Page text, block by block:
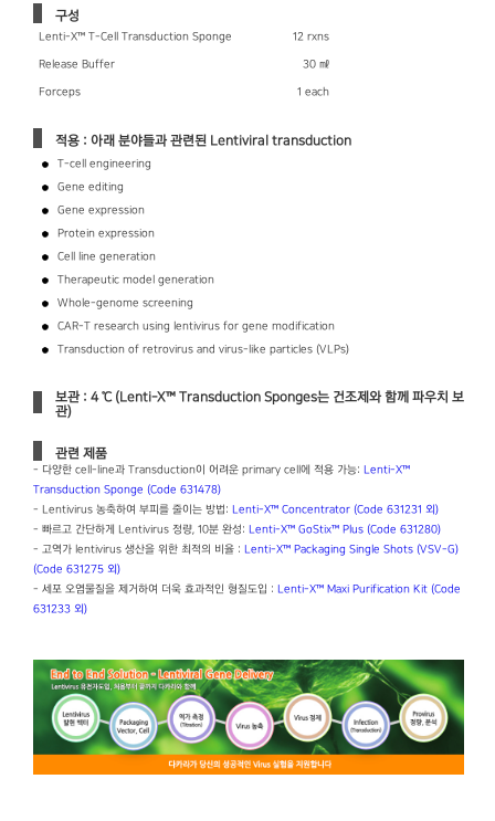
구성
Lenti-X™ T-Cell Transduction Sponge 12 rxns
Release Buffer 30 ㎖
Forceps 1 each
적용 : 아래 분야들과 관련된 Lentiviral transduction
T-cell engineering
Gene editing
Gene expression
Protein expression
Cell line generation
Therapeutic model generation
Whole-genome screening
CAR-T research using lentivirus for gene modification
Transduction of retrovirus and virus-like particles (VLPs)
보관 : 4 ℃ (Lenti-X™ Transduction Sponges는 건조제와 함께 파우치 보
관)
관련 제품
- 다양한 cell-line과 Transduction이 어려운 primary cell에 적용 가능: Lenti-X™
Transduction Sponge (Code 631478)
- Lentivirus 농축하여 부피를 줄이는 방법: Lenti-X™ Concentrator (Code 631231 외)
- 빠르고 간단하게 Lentivirus 정량, 10분 완성: Lenti-X™ GoStix™ Plus (Code 631280)
- 고역가 lentivirus 생산을 위한 최적의 비율 : Lenti-X™ Packaging Single Shots (VSV-G)
(Code 631275 외)
- 세포 오염물질을 제거하여 더욱 효과적인 형질도입 : Lenti-X™ Maxi Purification Kit (Code
631233 외)